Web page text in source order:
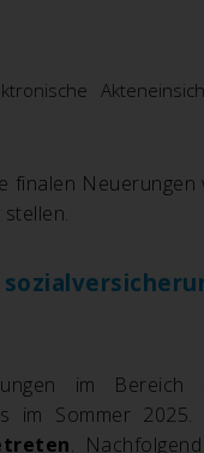
finalen
im
im Sommer
.